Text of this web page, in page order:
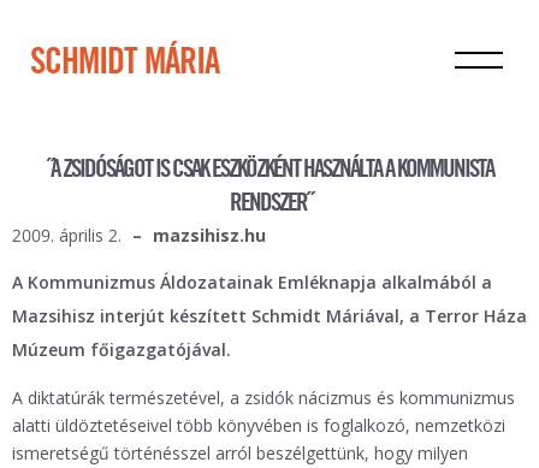
SCHMIDT MÁRIA
˝A ZSIDÓSÁGOT IS CSAK ESZKÖZKÉNT HASZNÁLTA A KOMMUNISTA
RENDSZER˝
2009. április 2. mazsihisz.hu
A Kommunizmus Áldozatainak Emléknapja alkalmából a
Mazsihisz interjút készített Schmidt Máriával, a Terror Háza
Múzeum főigazgatójával.
A diktatúrák természetével, a zsidók nácizmus és kommunizmus
alatti üldöztetéseivel több könyvében is foglalkozó, nemzetközi
ismeretségű történésszel arról beszélgettünk, hogy milyen